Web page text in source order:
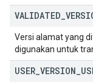
VALIDATED
Versi alamat yang
digunakan untuk
USER VERSION